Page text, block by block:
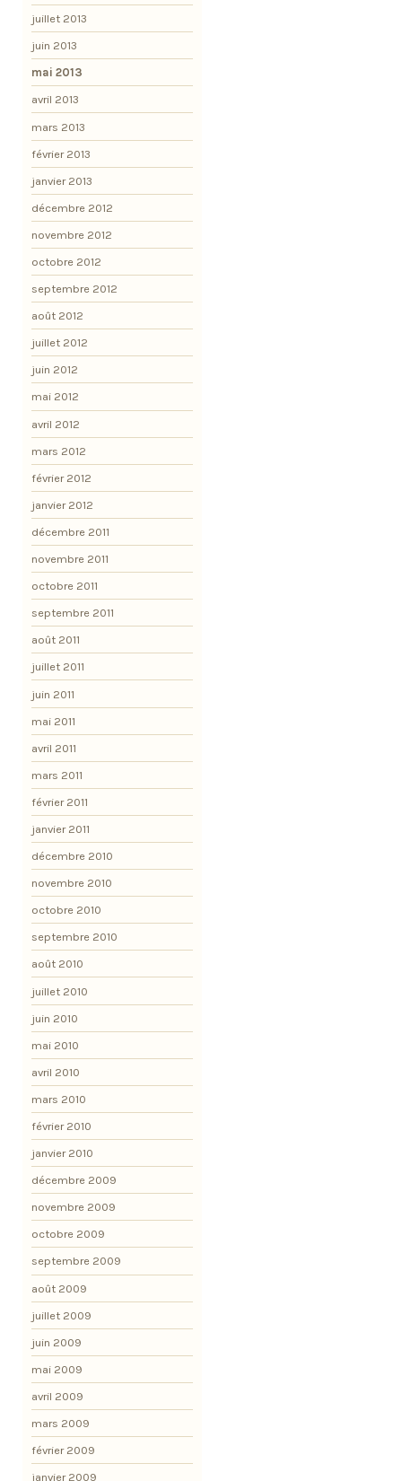
juillet 2013
juin 2013
mai 2013
avril 2013
mars 2013
février 2013
janvier 2013
décembre 2012
novembre 2012
octobre 2012
septembre 2012
août 2012
juillet 2012
juin 2012
mai 2012
avril 2012
mars 2012
février 2012
janvier 2012
décembre 2011
novembre 2011
octobre 2011
septembre 2011
août 2011
juillet 2011
juin 2011
mai 2011
avril 2011
mars 2011
février 2011
janvier 2011
décembre 2010
novembre 2010
octobre 2010
septembre 2010
août 2010
juillet 2010
juin 2010
mai 2010
avril 2010
mars 2010
février 2010
janvier 2010
décembre 2009
novembre 2009
octobre 2009
septembre 2009
août 2009
juillet 2009
juin 2009
mai 2009
avril 2009
mars 2009
février 2009
janvier 2009